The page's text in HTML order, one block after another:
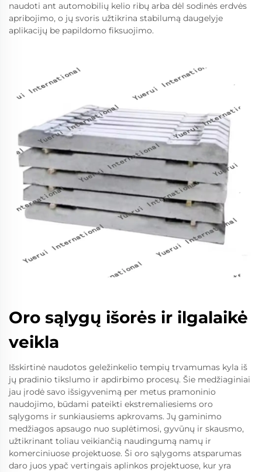
naudoti ant automobilių kelio ribų arba dėl sodinės erdvės
apribojimo, o jų svoris užtikrina stabilumą daugelyje
aplikacijų be papildomo fiksuojimo.
Oro sąlygų išorės ir ilgalaikė
veikla
Išskirtinė naudotos geležinkelio tempių trvamumas kyla iš
jų pradinio tikslumo ir apdirbimo procesų. Šie medžiaginiai
jau įrodė savo išsigyvenimą per metus pramoninio
naudojimo, būdami pateikti ekstremaliesiems oro
sąlygoms ir sunkiausiems apkrovams. Jų gaminimo
medžiagos apsaugo nuo suplėtimosi, gyvūnų ir skausmo,
užtikrinant toliau veikiančią naudingumą namų ir
komerciniuose projektuose. Ši oro sąlygoms atsparumas
daro juos ypač vertingais aplinkos projektuose, kur yra